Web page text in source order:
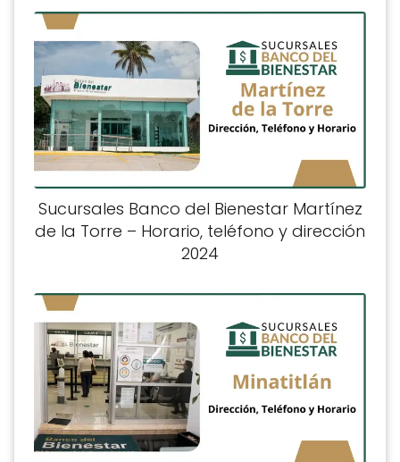
Sucursales Banco del Bienestar Martínez
de la Torre – Horario, teléfono y dirección
2024